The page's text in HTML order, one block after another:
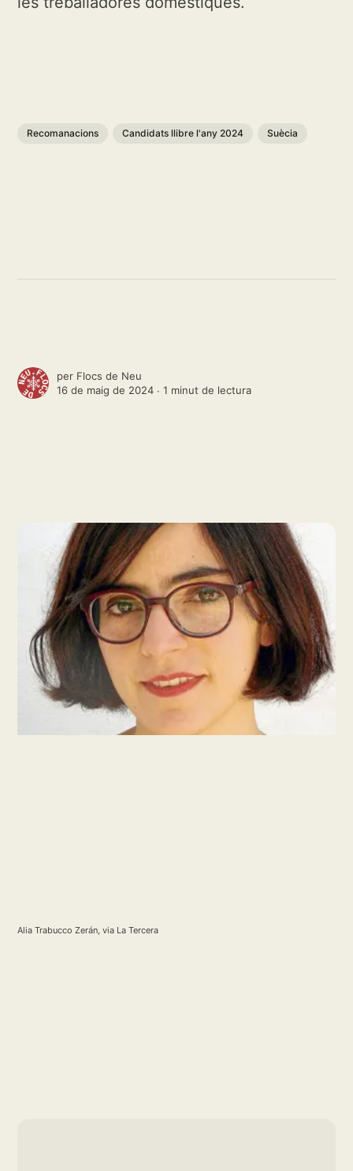
Recomanacions Candidats llibre l'any 2024 Suècia
per Flocs de Neu
16 de maig de 2024 ∙1 minut de lectura
Alia Trabucco Zerán, via La Tercera